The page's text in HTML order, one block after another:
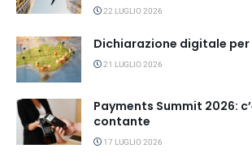
22 LUGLIO 2026
Dichiarazione digitale per
21 LUGLIO 2026
Payments Summit 2026:
contante
17 LUGLIO 2026